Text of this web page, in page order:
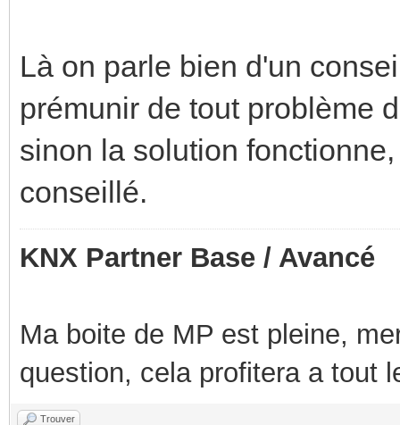
Là on parle bien d'un
prémunir de tout problème
sinon la solution
conseillé.
KNX Partner Base / Avancé
Ma boite de MP est pleine,
question, cela profitera a tout
Trouver